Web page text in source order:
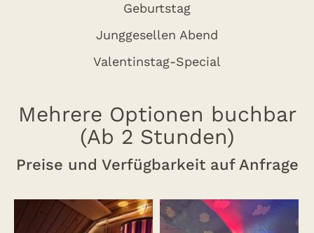
Geburtstag
Junggesellen Abend
Valentinstag-Special
Mehrere Optionen buchbar
(Ab 2 Stunden)
Preise und Verfügbarkeit auf Anfrage